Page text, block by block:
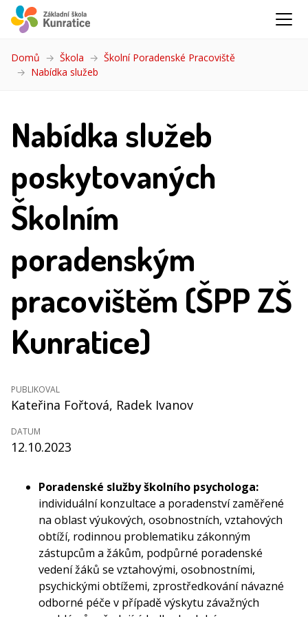
Domů Škola
Školní Poradenské Pracoviště
Nabídka služeb
Nabídka služeb
poskytovaných
Školním
poradenským
pracovištěm (ŠPP ZŠ
Kunratice)
PUBLIKOVAL
Kateřina Fořtová, Radek Ivanov
DATUM
12.10.2023
Poradenské služby školního psychologa:
individuální konzultace a poradenství zaměřené
na oblast výukových, osobnostních, vztahových
obtíží, rodinnou problematiku zákonným
zástupcům a žákům, podpůrné poradenské
vedení žáků se vztahovými, osobnostními,
psychickými obtížemi, zprostředkování návazné
odborné péče v případě výskytu závažných